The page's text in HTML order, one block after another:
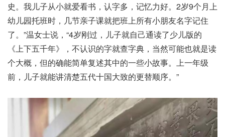
史。我儿子从小就爱看书，认字多，记忆力好。2岁9个月上
幼儿园托班时，几节亲子课就把班上所有小朋友名字记住
了。”温女士说，“4岁刚过，儿子就自己通读了少儿版的
《上下五千年》，不认识的字就查字典，当然可能也就是读
个大概，但的确能简单复述其中的一些小故事。上一年级
前，儿子就能讲清楚五代十国大致的更替顺序。”